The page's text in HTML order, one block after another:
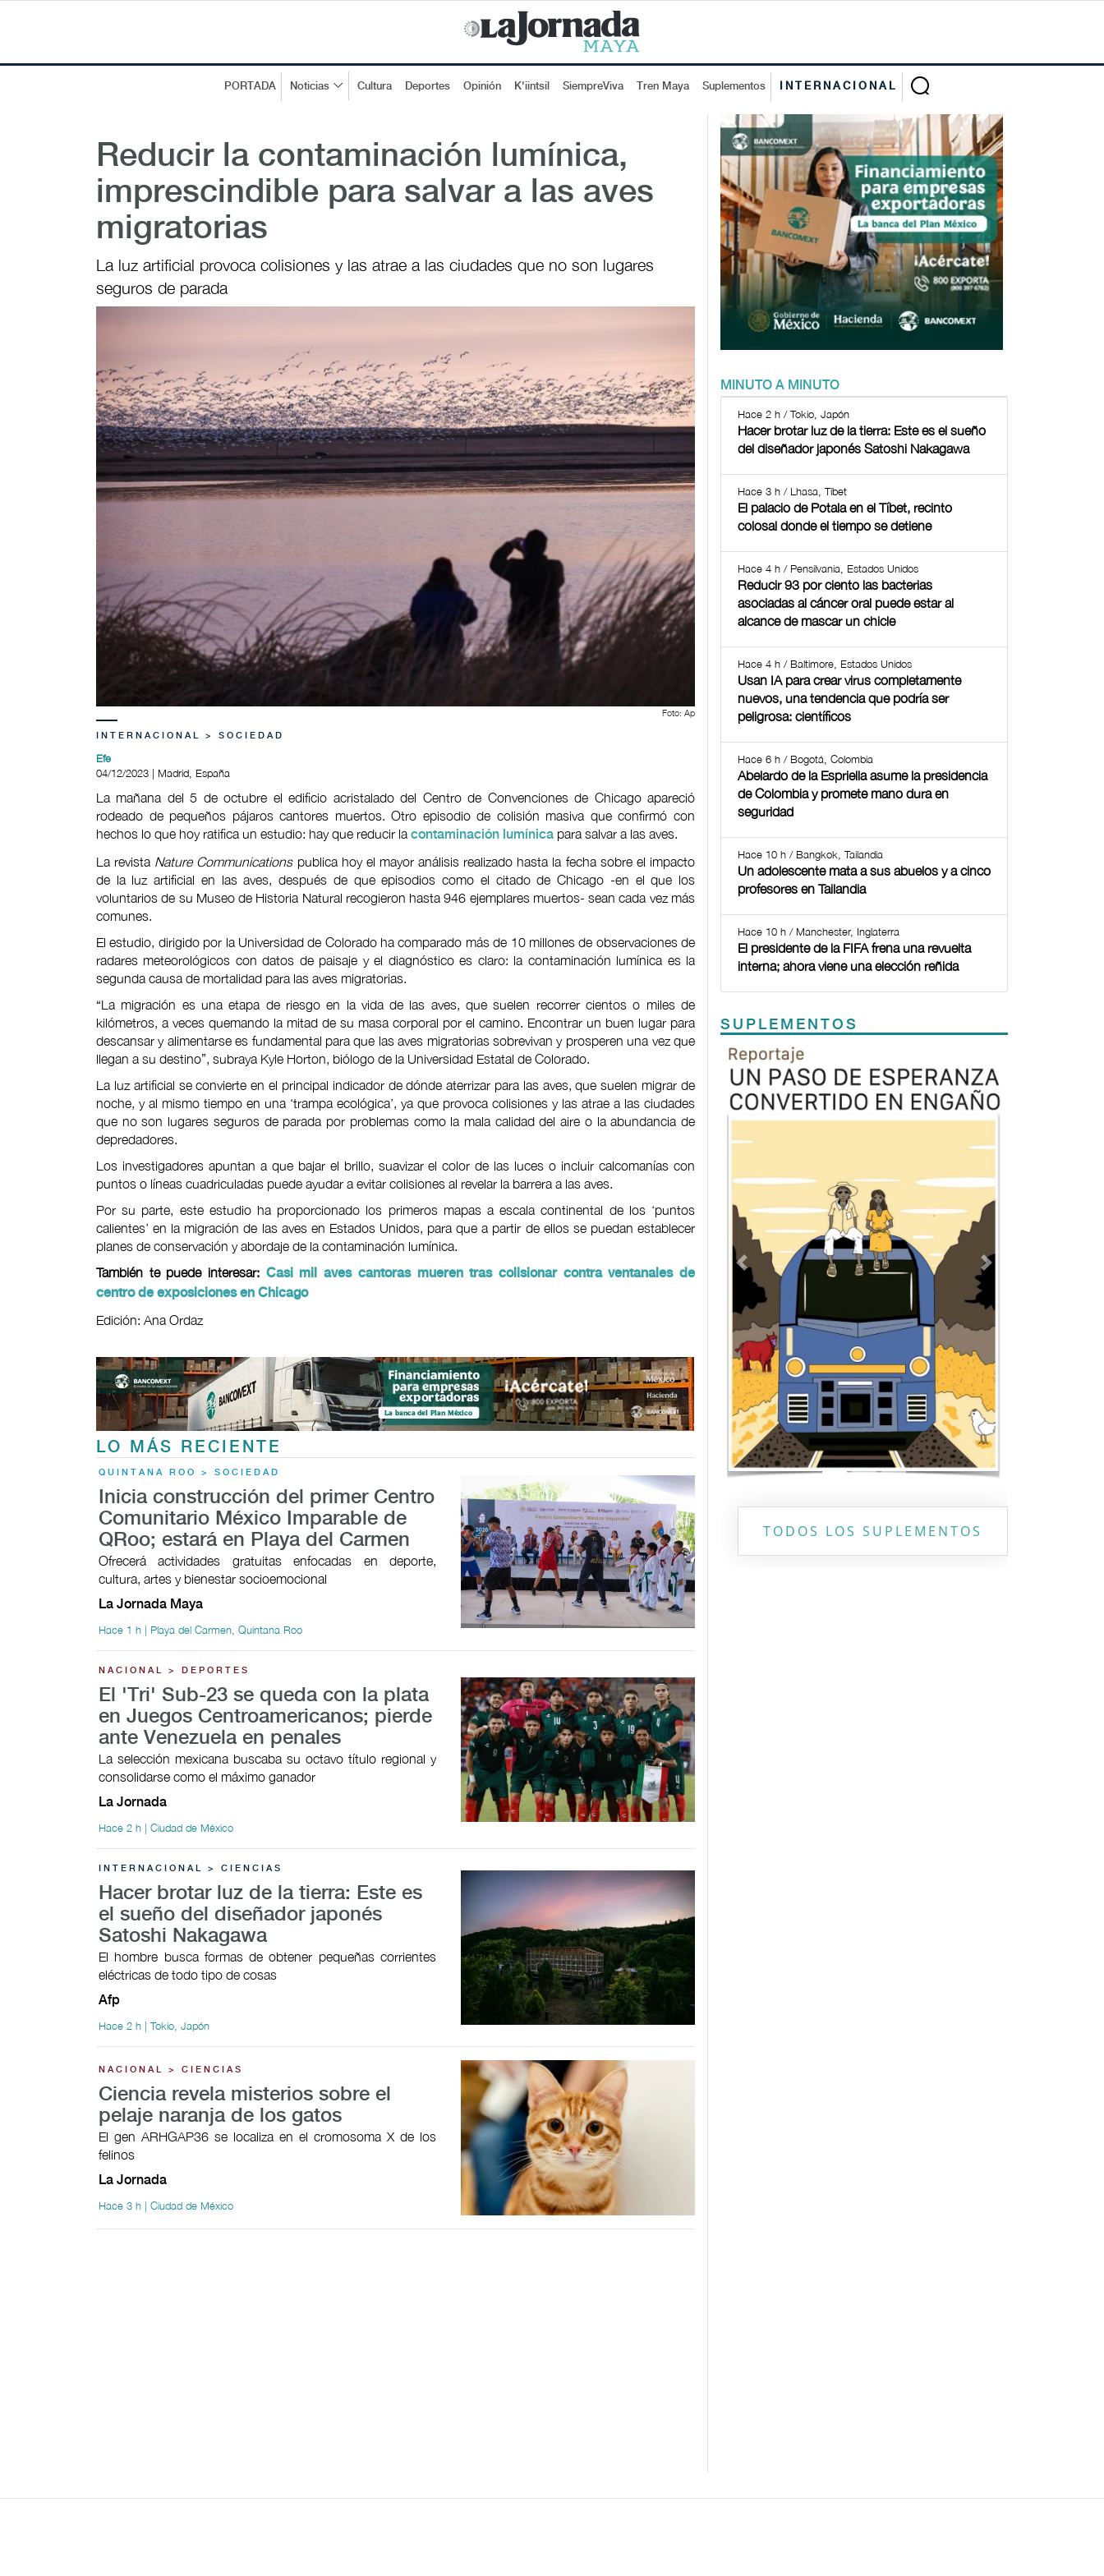
PORTADA Noticias Cultura Deportes Opinión K'iintsil SiempreViva Tren Maya Suplementos INTERNACIONAL
Reducir la contaminación lumínica,
imprescindible para salvar a las aves
migratorias
La luz artificial provoca colisiones y las atrae a las ciudades que no son lugares
seguros de parada
Foto: Ap
INTERNACIONAL > SOCIEDAD
Efe
04/12/2023 | Madrid, España
La mañana del 5 de octubre el edificio acristalado del Centro de Convenciones de Chicago apareció
rodeado de pequeños pájaros cantores muertos. Otro episodio de colisión masiva que confirmó con
hechos lo que hoy ratifica un estudio: hay que reducir la contaminación lumínica para salvar a las aves.
La revista Nature Communicationspublica hoy el mayor análisis realizado hasta la fecha sobre el impacto
de la luz artificial en las aves, después de que episodios como el citado de Chicago -en el que los
voluntarios de su Museo de Historia Natural recogieron hasta 946 ejemplares muertos- sean cada vez más
comunes.
El estudio, dirigido por la Universidad de Colorado ha comparado más de 10 millones de observaciones de
radares meteorológicos con datos de paisaje y el diagnóstico es claro: la contaminación lumínica es la
segunda causa de mortalidad para las aves migratorias.
“La migración es una etapa de riesgo en la vida de las aves, que suelen recorrer cientos o miles de
kilómetros, a veces quemando la mitad de su masa corporal por el camino. Encontrar un buen lugar para
descansar y alimentarse es fundamental para que las aves migratorias sobrevivan y prosperen una vez que
llegan a su destino”, subraya Kyle Horton, biólogo de la Universidad Estatal de Colorado.
La luz artificial se convierte en el principal indicador de dónde aterrizar para las aves, que suelen migrar de
noche, y al mismo tiempo en una ‘trampa ecológica’, ya que provoca colisiones y las atrae a las ciudades
que no son lugares seguros de parada por problemas como la mala calidad del aire o la abundancia de
depredadores.
Los investigadores apuntan a que bajar el brillo, suavizar el color de las luces o incluir calcomanías con
puntos o líneas cuadriculadas puede ayudar a evitar colisiones al revelar la barrera a las aves.
Por su parte, este estudio ha proporcionado los primeros mapas a escala continental de los ‘puntos
calientes’ en la migración de las aves en Estados Unidos, para que a partir de ellos se puedan establecer
planes de conservación y abordaje de la contaminación lumínica.
También te puede interesar: Casi mil aves cantoras mueren tras colisionar contra ventanales de
centro de exposiciones en Chicago
Edición: Ana Ordaz
LO MÁS RECIENTE
QUINTANA ROO > SOCIEDAD
Inicia construcción del primer Centro
Comunitario México Imparable de
QRoo; estará en Playa del Carmen
Ofrecerá actividades gratuitas enfocadas en deporte,
cultura, artes y bienestar socioemocional
La Jornada Maya
Hace 1 h | Playa del Carmen, Quintana Roo
NACIONAL > DEPORTES
El 'Tri' Sub-23 se queda con la plata
en Juegos Centroamericanos; pierde
ante Venezuela en penales
La selección mexicana buscaba su octavo título regional y
consolidarse como el máximo ganador
La Jornada
Hace 2 h | Ciudad de México
INTERNACIONAL > CIENCIAS
Hacer brotar luz de la tierra: Este es
el sueño del diseñador japonés
Satoshi Nakagawa
El hombre busca formas de obtener pequeñas corrientes
eléctricas de todo tipo de cosas
Afp
Hace 2 h | Tokio, Japón
NACIONAL > CIENCIAS
Ciencia revela misterios sobre el
pelaje naranja de los gatos
El gen ARHGAP36 se localiza en el cromosoma X de los
felinos
La Jornada
Hace 3 h | Ciudad de México
MINUTO A MINUTO
Hace 2 h / Tokio, Japón
Hacer brotar luz de la tierra: Este es el sueño
del diseñador japonés Satoshi Nakagawa
Hace 3 h / Lhasa, Tíbet
El palacio de Potala en el Tíbet, recinto
colosal donde el tiempo se detiene
Hace 4 h / Pensilvania, Estados Unidos
Reducir 93 por ciento las bacterias
asociadas al cáncer oral puede estar al
alcance de mascar un chicle
Hace 4 h / Baltimore, Estados Unidos
Usan IA para crear virus completamente
nuevos, una tendencia que podría ser
peligrosa: científicos
Hace 6 h / Bogotá, Colombia
Abelardo de la Espriella asume la presidencia
de Colombia y promete mano dura en
seguridad
Hace 10 h / Bangkok, Tailandia
Un adolescente mata a sus abuelos y a cinco
profesores en Tailandia
Hace 10 h / Manchester, Inglaterra
El presidente de la FIFA frena una revuelta
interna; ahora viene una elección reñida
SUPLEMENTOS
Previous Next
TODOS LOS SUPLEMENTOS